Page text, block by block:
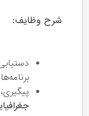
شرح وظایف: